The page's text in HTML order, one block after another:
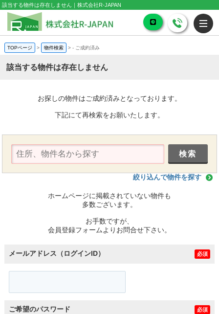
該当する物件は存在しません｜株式会社R-JAPAN
TOPページ > 物件検索 >- ご成約済み
該当する物件は存在しません
お探しの物件はご成約済みとなっております。
下記にて再検索をお願いたします。
絞り込んで物件を探す
ホームページに掲載されていない物件も
多数ございます。
お手数ですが、
会員登録フォームよりお問合せ下さい。
メールアドレス（ログインID） 必須
ご希望のパスワード 必須